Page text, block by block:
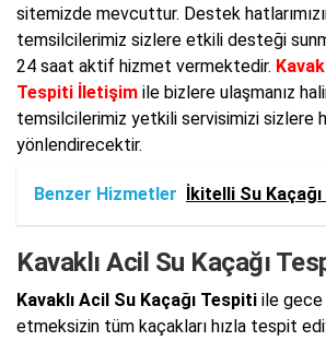
sitemizde mevcuttur. Destek
temsilcilerimiz sizlere etkili desteği
24 saat aktif hizmet vermektedir.
Tespiti İletişim ile bizlere ulaşmanız
temsilcilerimiz yetkili servisimizi sizlere
yönlendirecektir.
Benzer Hizmetler İkitelli Su
Kavaklı Acil Su Kaçağı
Kavaklı Acil Su Kaçağı Tespiti ile gece
etmeksizin tüm kaçakları hızla tespit